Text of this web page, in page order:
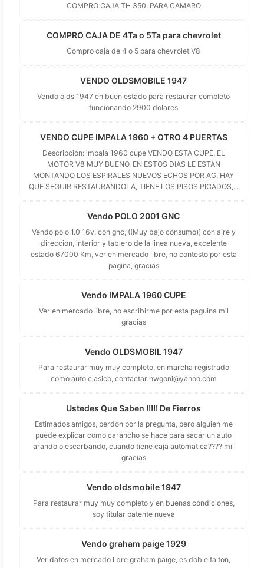
COMPRO CAJA TH 350, PARA CAMARO
COMPRO CAJA DE 4Ta o 5Ta para chevrolet
Compro caja de 4 o 5 para chevrolet V8
VENDO OLDSMOBILE 1947
Vendo olds 1947 en buen estado para restaurar completo
funcionando 2900 dolares
VENDO CUPE IMPALA 1960 + OTRO 4 PUERTAS
Descripción: impala 1960 cupe VENDO ESTA CUPE, EL
MOTOR V8 MUY BUENO, EN ESTOS DIAS LE ESTAN
MONTANDO LOS ESPIRALES NUEVOS ECHOS POR AG, HAY
QUE SEGUIR RESTAURANDOLA, TIENE LOS PISOS PICADOS,...
Vendo POLO 2001 GNC
Vendo polo 1.0 16v, con gnc, ((Muy bajo consumo)) con aire y
direccion, interior y tablero de la linea nueva, excelente
estado 67000 Km, ver en mercado libre, no contesto por esta
pagina, gracias
Vendo IMPALA 1960 CUPE
Ver en mercado libre, no escribirme por esta paguina mil
gracias
Vendo OLDSMOBIL 1947
Para restaurar muy muy completo, en marcha registrado
como auto clasico, contactar hwgoni@yahoo.com
Ustedes Que Saben !!!!! De Fierros
Estimados amigos, perdon por la pregunta, pero alguien me
puede explicar como carancho se hace para sacar un auto
arando o escarbando, cuando tiene caja automatica???? mil
gracias
Vendo oldsmobile 1947
Para restaurar muy muy completo y en buenas condiciones,
soy titular patente nueva
Vendo graham paige 1929
Ver datos en mercado libre graham paige, es doble faiton,